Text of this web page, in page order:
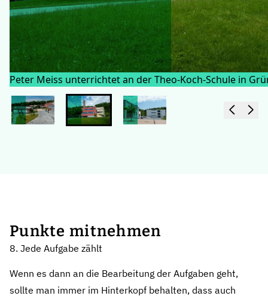
Peter Meiss unterrichtet an der Theo-Koch-Schule in
Punkte mitnehmen
8. Jede Aufgabe zählt
Wenn es dann an die Bearbeitung der Aufgaben geht,
sollte man immer im Hinterkopf behalten, dass auch